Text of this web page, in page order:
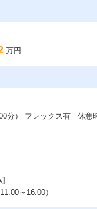
万円
分） フレックス有 休憩
]
～16:00）